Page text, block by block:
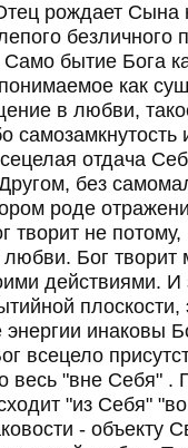
рождает Сына
безличного
бытие Бога
как
в любви,
самозамкнутость
отдача
без
роде
творит не
Бог творит
действиями. И
энергии инаковы
всецело
весь "вне Себя" .
"из Себя"
- объекту